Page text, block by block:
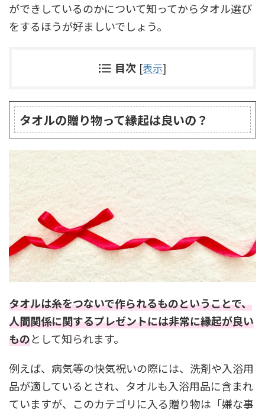
ができしているのかについて知ってからタオル選び
をするほうが好ましいでしょう。
目次 [表示]
タオルの贈り物って縁起は良いの？
タオルは糸をつないで作られるものということで、
人間関係に関するプレゼントには非常に縁起が良い
ものとして知られます。
例えば、病気等の快気祝いの際には、洗剤や入浴用
品が適しているとされ、タオルも入浴用品に含まれ
ていますが、このカテゴリに入る贈り物は「嫌な事